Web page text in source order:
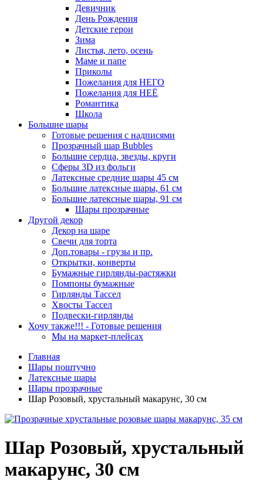
Девичник
День Рождения
Детские герои
Зима
Листья, лето, осень
Маме и папе
Приколы
Пожелания для НЕГО
Пожелания для НЕЁ
Романтика
Школа
Большие шары
Готовые решения с надписями
Прозрачный шар Bubbles
Большие сердца, звезды, круги
Сферы 3D из фольги
Латексные средние шары 45 см
Большие латексные шары, 61 см
Большие латексные шары, 91 см
Шары прозрачные
Другой декор
Декор на шаре
Свечи для торта
Доп.товары - грузы и пр.
Открытки, конверты
Бумажные гирлянды-растяжки
Помпоны бумажные
Гирлянды Тассел
Хвосты Тассел
Подвески-гирлянды
Хочу также!!! - Готовые решения
Мы на маркет-плейсах
Главная
Шары поштучно
Латексные шары
Шары прозрачные
Шар Розовый, хрустальный макарунс, 30 см
Шар Розовый, хрустальный
макарунс, 30 см